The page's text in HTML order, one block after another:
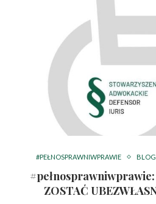
#PEŁNOSPRAWNIWPRAWIE
#pełnosprawniwprawie:
ZOSTAĆ